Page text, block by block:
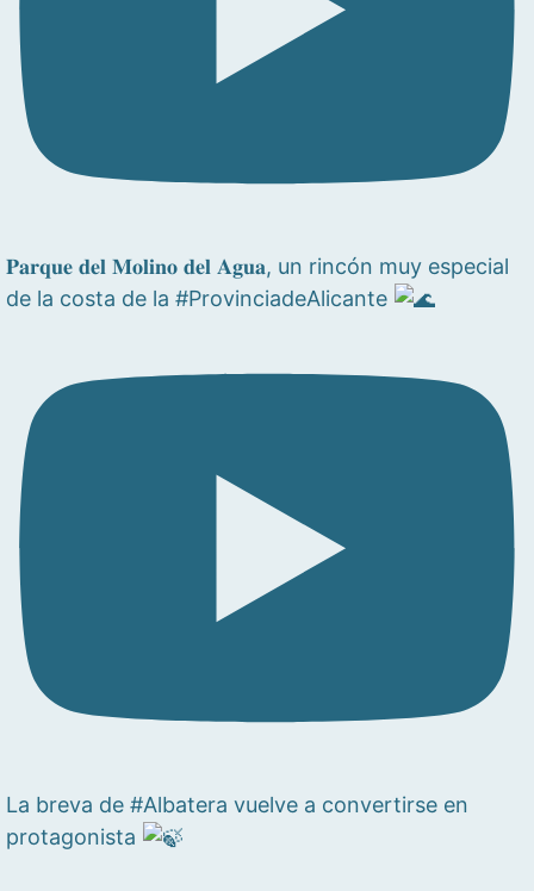
𝐏𝐚𝐫𝐪𝐮𝐞 𝐝𝐞𝐥 𝐌𝐨𝐥𝐢𝐧𝐨 𝐝𝐞𝐥 𝐀𝐠𝐮𝐚, un rincón muy especial
de la costa de la #ProvinciadeAlicante
La breva de #Albatera vuelve a convertirse en
protagonista